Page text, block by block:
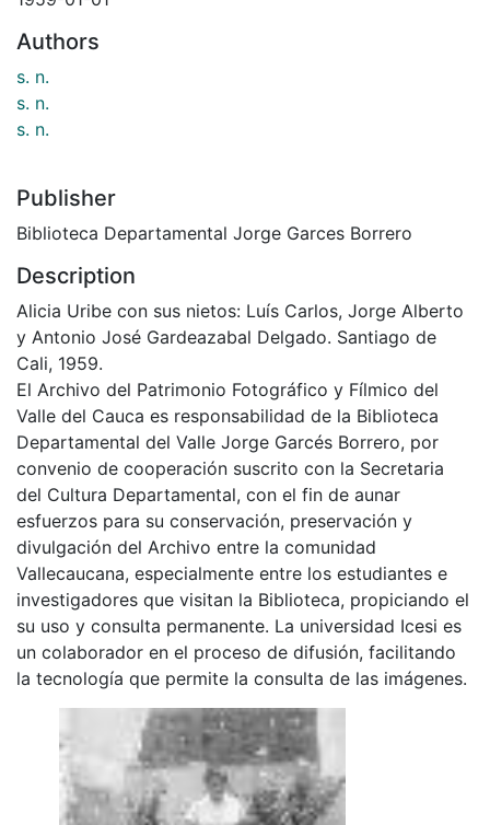
Authors
s. n.
s. n.
s. n.
Publisher
Biblioteca Departamental Jorge Garces Borrero
Description
Alicia Uribe con sus nietos: Luís Carlos, Jorge Alberto
y Antonio José Gardeazabal Delgado. Santiago de
Cali, 1959.
El Archivo del Patrimonio Fotográfico y Fílmico del
Valle del Cauca es responsabilidad de la Biblioteca
Departamental del Valle Jorge Garcés Borrero, por
convenio de cooperación suscrito con la Secretaria
del Cultura Departamental, con el fin de aunar
esfuerzos para su conservación, preservación y
divulgación del Archivo entre la comunidad
Vallecaucana, especialmente entre los estudiantes e
investigadores que visitan la Biblioteca, propiciando el
su uso y consulta permanente. La universidad Icesi es
un colaborador en el proceso de difusión, facilitando
la tecnología que permite la consulta de las imágenes.